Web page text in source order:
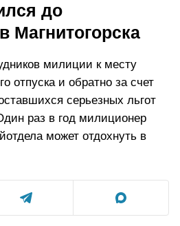
до
Магнитогорска
милиции к месту
отпуска и обратно за счет
серьезных льгот
раз в год милиционер
может отдохнуть в